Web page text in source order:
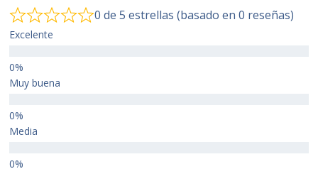
0 de 5 estrellas (basado en 0 reseñas)
Excelente
Muy buena
Media